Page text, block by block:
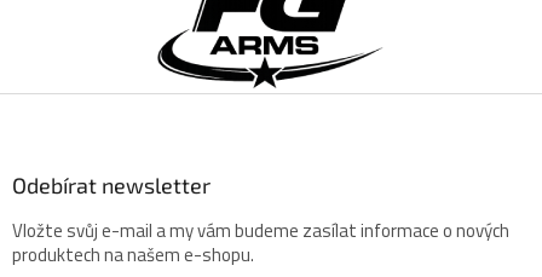
t
Odebírat newsletter
Vložte svůj e-mail a my vám budeme zasílat informace o nových
produktech na našem e-shopu.